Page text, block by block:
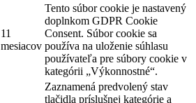
11
mesiacov
Tento súbor cookie je nastavený
doplnkom GDPR Cookie
Consent. Súbor cookie sa
používa na uloženie súhlasu
používateľa pre súbory cookie v
kategórii „Výkonnostné“.
Zaznamená predvolený stav
tlačidla príslušnej kategórie a